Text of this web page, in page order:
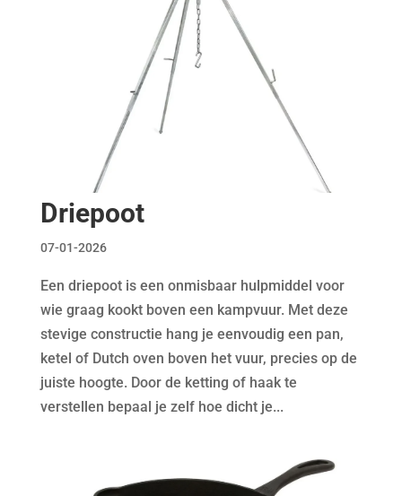
Driepoot
07-01-2026
Een driepoot is een onmisbaar hulpmiddel voor
wie graag kookt boven een kampvuur. Met deze
stevige constructie hang je eenvoudig een pan,
ketel of Dutch oven boven het vuur, precies op de
juiste hoogte. Door de ketting of haak te
verstellen bepaal je zelf hoe dicht je...